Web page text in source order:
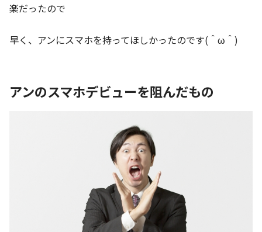
楽だったので
早く、アンにスマホを持ってほしかったのです(＾ω＾)
アンのスマホデビューを阻んだもの